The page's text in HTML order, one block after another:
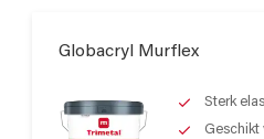
Globacryl Murflex
Sterk
Geschikt